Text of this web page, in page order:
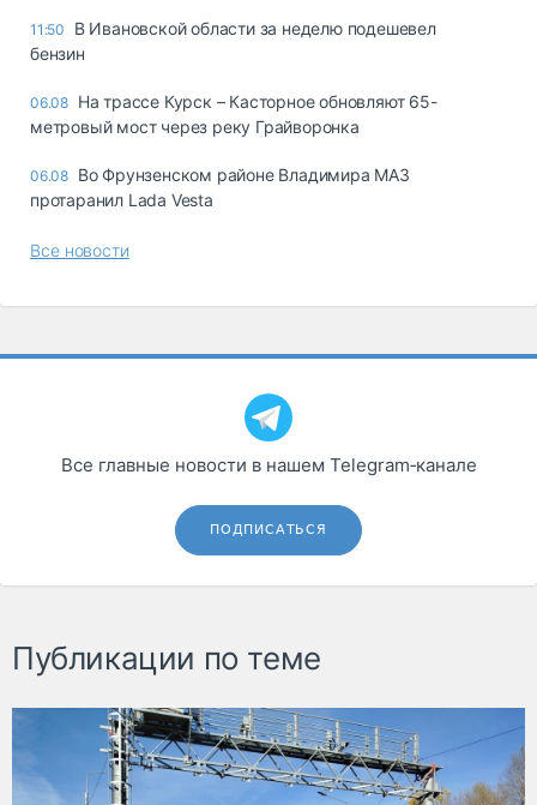
11:50
В Ивановской области за неделю подешевел
бензин
06.08 На трассе Курск – Касторное обновляют 65-
метровый мост через реку Грайворонка
06.08 Во Фрунзенском районе Владимира МАЗ
протаранил Lada Vesta
Все новости
Все главные новости в нашем Telegram‑канале
ПОДПИСАТЬСЯ
Публикации по теме